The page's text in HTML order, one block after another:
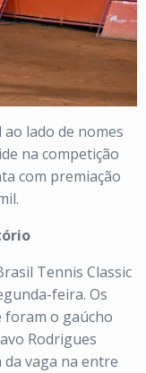
lado de nomes
na competição
com premiação
Tennis Classic
feira. Os
foram o gaúcho
Rodrigues
vaga na entre